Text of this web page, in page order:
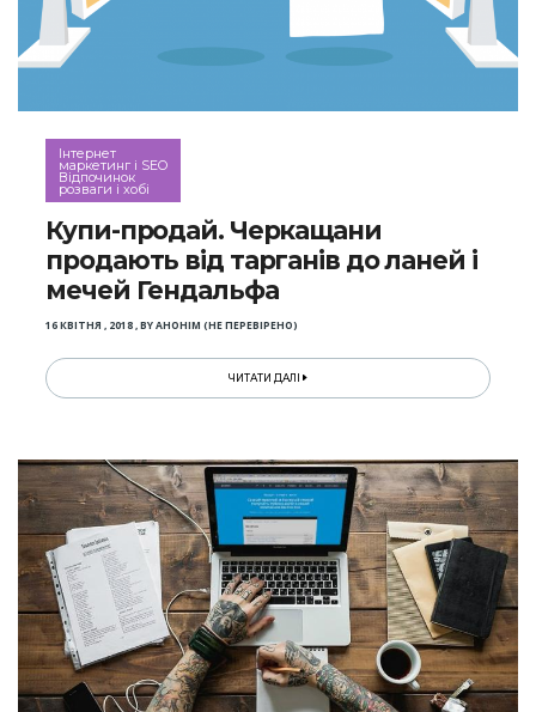
Інтернет
маркетинг і SEO
Відпочинок
розваги і хобі
Купи-продай. Черкащани
продають від тарганів до ланей і
мечей Гендальфа
16 КВІТНЯ , 2018,BYАНОНІМ (НЕ ПЕРЕВІРЕНО)
ЧИТАТИ ДАЛІ